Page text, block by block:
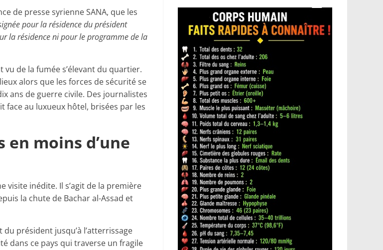
de presse syrienne SANA, que les
pour la résidence du président
la résidence ni pour le programme de la
vu de la fumée s’élevant du quartier.
alors que les forces de sécurité se
ans de guerre civile. Des journalistes
face au luxueux hôtel, brisées par les
moins d’une
visite inédite. Il s’agit de la première
la chute de Bachar al-Assad et
président jusqu’à l’atterrissage
dans ce pays qui traverse un fragile